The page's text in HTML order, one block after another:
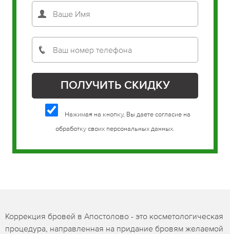
Нажимая на кнопку, Вы даете согласие на
обработку своих персональных данных.
Коррекция бровей в Апостолово - это косметологическая
процедура, направленная на придание бровям желаемой